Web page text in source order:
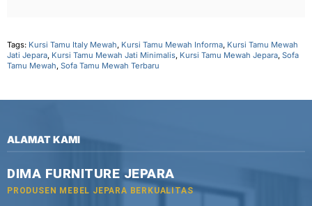
Tags: Kursi Tamu Italy Mewah, Kursi Tamu Mewah Informa, Kursi Tamu Mewah
Jati Jepara, Kursi Tamu Mewah Jati Minimalis, Kursi Tamu Mewah Jepara, Sofa
Tamu Mewah, Sofa Tamu Mewah Terbaru
ALAMAT KAMI
DIMA FURNITURE JEPARA
PRODUSEN MEBEL JEPARA BERKUALITAS